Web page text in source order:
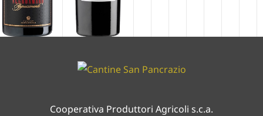
Cooperativa Produttori Agricoli s.c.a.